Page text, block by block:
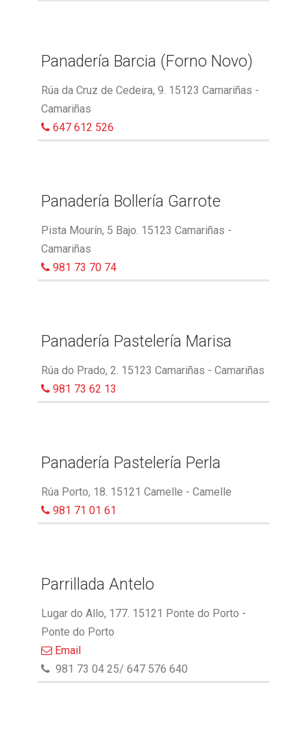
Panadería Barcia (Forno Novo)
Rúa da Cruz de Cedeira, 9. 15123 Camariñas -
Camariñas
647 612 526
Panadería Bollería Garrote
Pista Mourín, 5 Bajo. 15123 Camariñas -
Camariñas
981 73 70 74
Panadería Pastelería Marisa
Rúa do Prado, 2. 15123 Camariñas - Camariñas
981 73 62 13
Panadería Pastelería Perla
Rúa Porto, 18. 15121 Camelle - Camelle
981 71 01 61
Parrillada Antelo
Lugar do Allo, 177. 15121 Ponte do Porto -
Ponte do Porto
Email
981 73 04 25/ 647 576 640